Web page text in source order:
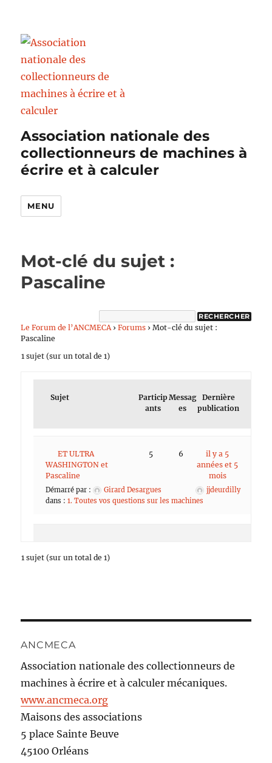
Association nationale des
collectionneurs de machines à
écrire et à calculer
MENU
Mot-clé du sujet :
Pascaline
Le Forum de l’ANCMECA › Forums › Mot-clé du sujet :
Pascaline
1 sujet (sur un total de 1)
Sujet
Particip
ants
Messag
es
Dernière
publication
ET ULTRA
WASHINGTON et
Pascaline
Démarré par :
Girard Desargues
dans :1. Toutes vos questions sur les machines
5 6
il y a 5
années et 5
mois
jjdeurdilly
1 sujet (sur un total de 1)
ANCMECA
Association nationale des collectionneurs de
machines à écrire et à calculer mécaniques.
www.ancmeca.org
Maisons des associations
5 place Sainte Beuve
45100 Orléans